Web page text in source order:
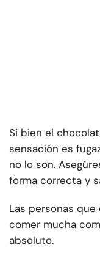
Si bien el
sensación es
no lo son.
forma correcta y
Las personas
comer mucha
absoluto.